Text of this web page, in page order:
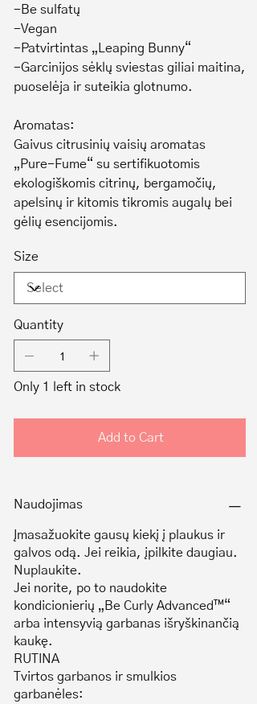
-Be sulfatų
-Vegan
-Patvirtintas „Leaping Bunny“
-Garcinijos sėklų sviestas giliai maitina,
puoselėja ir suteikia glotnumo.
Aromatas:
Gaivus citrusinių vaisių aromatas
„Pure-Fume“ su sertifikuotomis
ekologiškomis citrinų, bergamočių,
apelsinų ir kitomis tikromis augalų bei
gėlių esencijomis.
Size
Quantity
Only 1 left in stock
Add to Cart
Naudojimas
Įmasažuokite gausų kiekį į plaukus ir
galvos odą. Jei reikia, įpilkite daugiau.
Nuplaukite.
Jei norite, po to naudokite
kondicionierių „Be Curly Advanced™“
arba intensyvią garbanas išryškinančią
kaukę.
RUTINA
Tvirtos garbanos ir smulkios
garbanėles: